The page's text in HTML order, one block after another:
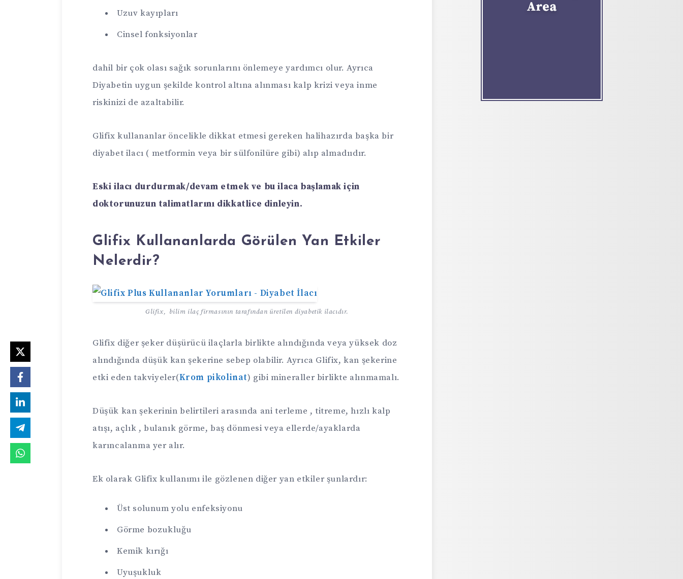
Uzuv kayıpları
Cinsel fonksiyonlar
dahil bir çok olası sağık sorunlarını önlemeye yardımcı olur. Ayrıca
Diyabetin uygun şekilde kontrol altına alınması kalp krizi veya inme
riskinizi de azaltabilir.
Glifix kullananlar öncelikle dikkat etmesi gereken halihazırda başka bir
diyabet ilacı ( metformin veya bir sülfonilüre gibi) alıp almadııdır.
Eski ilacı durdurmak/devam etmek ve bu ilaca başlamak için
doktorunuzun talimatlarını dikkatlice dinleyin.
Glifix Kullananlarda Görülen Yan Etkiler
Nelerdir?
Glifix, bilim ilaç firmasının tarafından üretilen diyabetik ilacıdır.
Glifix diğer şeker düşürücü ilaçlarla birlikte alındığında veya yüksek doz
alındığında düşük kan şekerine sebep olabilir. Ayrıca Glifix, kan şekerine
etki eden takviyeler(Krom pikolinat) gibi mineraller birlikte alınmamalı.
Düşük kan şekerinin belirtileri arasında ani terleme , titreme, hızlı kalp
atışı, açlık , bulanık görme, baş dönmesi veya ellerde/ayaklarda
karıncalanma yer alır.
Ek olarak Glifix kullanımı ile gözlenen diğer yan etkiler şunlardır:
Üst solunum yolu enfeksiyonu
Görme bozukluğu
Kemik kırığı
Uyuşukluk